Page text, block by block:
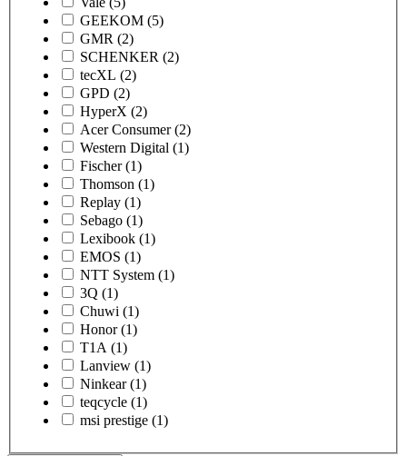
GEEKOM (5)
GMR (2)
SCHENKER (2)
tecXL (2)
GPD (2)
HyperX (2)
Acer Consumer (2)
Western Digital (1)
Fischer (1)
Thomson (1)
Replay (1)
Sebago (1)
Lexibook (1)
EMOS (1)
NTT System (1)
3Q (1)
Chuwi (1)
Honor (1)
T1A (1)
Lanview (1)
Ninkear (1)
teqcycle (1)
msi prestige (1)